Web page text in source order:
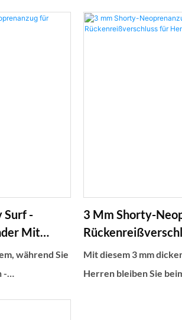
langen Ärmeln fangen.
Surf -
Mit
während Sie
-
Badeanzug
3 Mm Shorty-
Mit diesem 3 mm
Herren bleiben Sie